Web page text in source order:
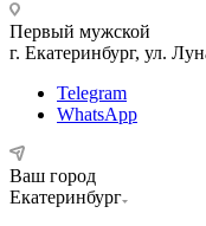
Первый мужской
г. Екатеринбург, ул.
Telegram
WhatsApp
Ваш город
Екатеринбург